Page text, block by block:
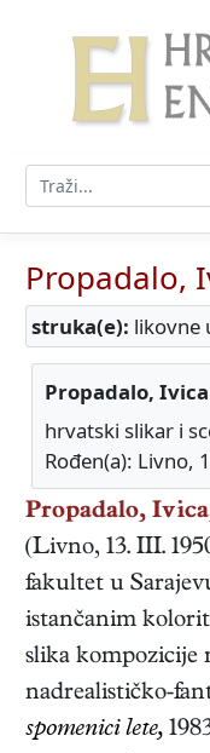
Propadalo,
struka(e): likovne
Propadalo, Ivica
hrvatski slikar i
Rođen(a): Livno,
Propadalo,
(Livno, 13. III.
fakultet u
istančanim
slika kompozicije
nadrealističko-
spomenici lete,